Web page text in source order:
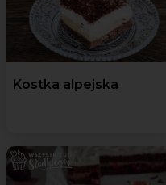
Kostka alpejska